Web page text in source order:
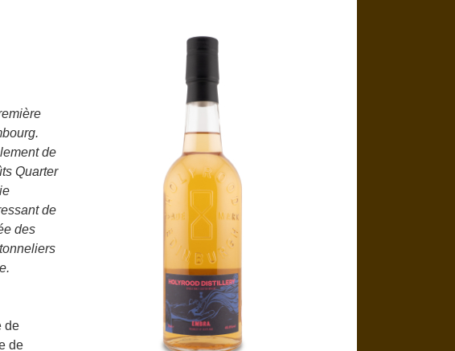
de
Quarter
de
des
de
de